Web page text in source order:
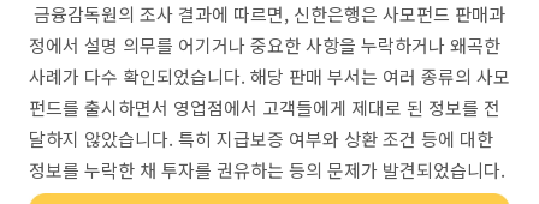
금융감독원의 조사 결과에 따르면, 신한은행은 사모펀드 판매과
정에서 설명 의무를 어기거나 중요한 사항을 누락하거나 왜곡한
사례가 다수 확인되었습니다. 해당 판매 부서는 여러 종류의 사모
펀드를 출시하면서 영업점에서 고객들에게 제대로 된 정보를 전
달하지 않았습니다. 특히 지급보증 여부와 상환 조건 등에 대한
정보를 누락한 채 투자를 권유하는 등의 문제가 발견되었습니다.